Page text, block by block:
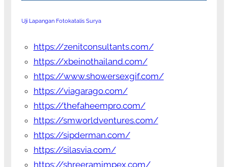
Uji Lapangan Fotokatalis Surya
https://zenitconsultants.com/
https://xbeinothailand.com/
https://www.showersexgif.com/
https://viagarago.com/
https://thefaheempro.com/
https://smworldventures.com/
https://sipderman.com/
https://silasvia.com/
https://shreeramimpex.com/